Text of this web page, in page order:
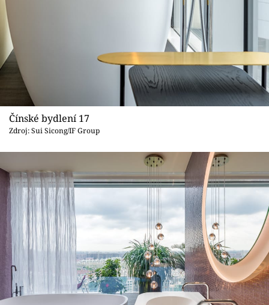
Čínské bydlení 17
Zdroj: Sui Sicong/IF Group